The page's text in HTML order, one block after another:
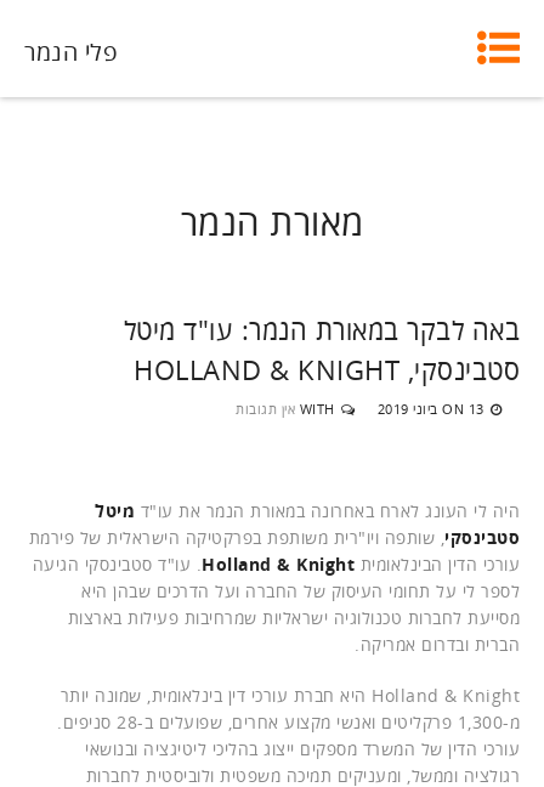
פלי הנמר
מאורת הנמר
באה לבקר במאורת הנמר: עו"ד מיטל
סטבינסקי, HOLLAND & KNIGHT
ON 13 ביוני 2019 WITH אין תגובות
היה לי העונג לארח באחרונה במאורת הנמר את עו"ד מיטל
סטבינסקי, שותפה ויו"רית משותפת בפרקטיקה הישראלית של פירמת
עורכי הדין הבינלאומית Holland & Knight. עו"ד סטבינסקי הגיעה
לספר לי על תחומי העיסוק של החברה ועל הדרכים שבהן היא
מסייעת לחברות טכנולוגיה ישראליות שמרחיבות פעילות בארצות
הברית ובדרום אמריקה.
Holland & Knight היא חברת עורכי דין בינלאומית, שמונה יותר
מ-1,300 פרקליטים ואנשי מקצוע אחרים, שפועלים ב-28 סניפים.
עורכי הדין של המשרד מספקים ייצוג בהליכי ליטיגציה ובנושאי
רגולציה וממשל, ומעניקים תמיכה משפטית ולוביסטית לחברות